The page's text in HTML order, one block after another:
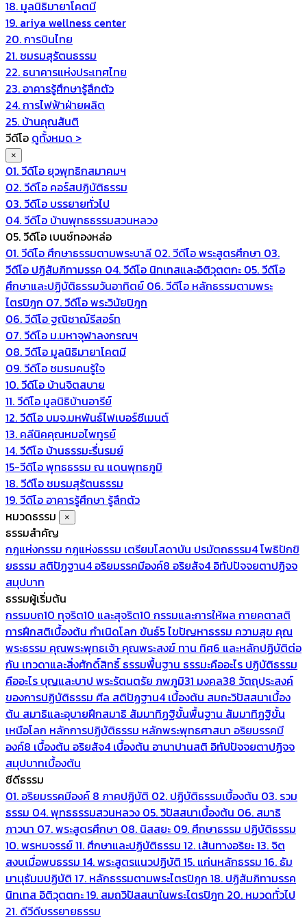
18. มูลนิธิมายาโคตมี
19. ariya wellness center
20. การบินไทย
21. ชมรมสุรัตนธรรม
22. ธนาคารแห่งประเทศไทย
23. อาคารรู้ศึกษารู้สึกตัว
24. การไฟฟ้าฝ่ายผลิต
25. บ้านคุณสันติ
วีดีโอ ดูทั้งหมด >
×
01. วีดีโอ ยุวพุทธิกสมาคมฯ
02. วีดีโอ คอร์สปฏิบัติธรรม
03. วีดีโอ บรรยายทั่วไป
04. วีดีโอ บ้านพุทธธรรมสวนหลวง
05. วีดีโอ เบนซ์ทองหล่อ
01. วีดีโอ ศึกษาธรรมตามพระบาลี 02. วีดีโอ พระสูตรศึกษา 03.
วีดีโอ ปฏิสัมภิทามรรค 04. วีดีโอ นิทเทสและอิติวุตตกะ 05. วีดีโอ
ศึกษาและปฏิบัติธรรมวันอาทิตย์ 06. วีดีโอ หลักธรรมตามพระ
ไตรปิฎก 07. วีดีโอ พระวินัยปิฎก
06. วีดีโอ ฐณิชาฌ์รีสอร์ท
07. วีดีโอ ม.มหาจุฬาลงกรณฯ
08. วีดีโอ มูลนิธิมายาโคตมี
09. วีดีโอ ชมรมคนรู้ใจ
10. วีดีโอ บ้านจิตสบาย
11. วีดีโอ มูลนิธิบ้านอารีย์
12. วีดีโอ บมจ.มหพันธ์ไฟเบอร์ซีเมนต์
13. คลีนิคคุณหมอไพทูรย์
14. วีดีโอ บ้านธรรมะรื่นรมย์
15-วีดีโอ พุทธธรรม ณ แดนพุทธภูมิ
18. วีดีโอ ชมรมสุรัตนธรรม
19. วีดีโอ อาคารรู้ศึกษา รู้สึกตัว
หมวดธรรม
×
ธรรมสำคัญ
กฎแห่งกรรม กฎแห่งธรรม เตรียมโสดาบัน ปรมัตถธรรม4โพธิปักขิ
ยธรรม สติปัฏฐาน4 อริยมรรคมีองค์8 อริยสัจ4 อิทัปปัจจยตาปฏิจจ
สมุปบาท
ธรรมผู้เริ่มต้น
กรรมบถ10 ทุจริต10 และสุจริต10 กรรมและการให้ผล กายคตาสติ
การฝึกสติเบื้องต้น กำเนิดโลก ขันธ์5ไขปัญหาธรรม ความสุข คุณ
พระธรรม คุณพระพุทธเจ้า คุณพระสงฆ์ ทาน ทิศ6 และหลักปฏิบัติต่อ
กัน เทวดาและสิ่งศักดิ์สิทธิ์ธรรมพื้นฐาน ธรรมะคืออะไร ปฏิบัติธรรม
คืออะไร บุญและบาป พระรัตนตรัย ภพภูมิ31 มงคล38 วัตถุประสงค์
ของการปฏิบัติธรรม ศีล สติปัฏฐาน4 เบื้องต้น สมถะวิปัสสนาเบื้อง
ต้น สมาธิและอุบายฝึกสมาธิ สัมมาทิฏฐิขั้นพื้นฐาน สัมมาทิฏฐิขั้น
เหนือโลก หลักการปฏิบัติธรรม หลักพระพุทธศาสนา อริยมรรคมี
องค์8 เบื้องต้น อริยสัจ4 เบื้องต้น อานาปานสติ อิทัปปัจจยตาปฏิจจ
สมุปบาทเบื้องต้น
ซีดีธรรม
01. อริยมรรคมีองค์ 8 ภาคปฏิบัติ 02. ปฏิบัติธรรมเบื้องต้น 03. รวม
ธรรม 04. พุทธธรรมสวนหลวง 05. วิปัสสนาเบื้องต้น 06. สมาธิ
ภาวนา 07. พระสูตรศึกษา 08. นิสสยะ 09. ศึกษาธรรม ปฏิบัติธรรม
10. พรหมจรรย์11. ศึกษาและปฏิบัติธรรม 12. เส้นทางอริยะ13. จิต
สงบเมื่อพบธรรม 14. พระสูตรแนวปฏิบัติ 15. แก่นหลักธรรม 16. ธัม
มานุธัมมปฏิบัติ 17. หลักธรรมตามพระไตรปิฎก 18. ปฏิสัมภิทามรรค
นิทเทส อิติวุตตกะ19. สมถวิปัสสนาในพระไตรปิฎก 20. หมวดทั่วไป
21. ดีวีดีบรรยายธรรม